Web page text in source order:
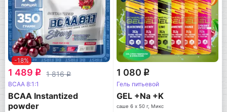
-18%
1 489 q 1 816q
BCAA 8:1:1
BCAA Instantized
powder
1 080 q
Гель питьевой
GEL +Na +K
саше 6 x 50 г, Микс